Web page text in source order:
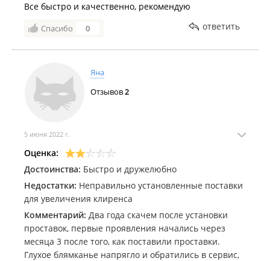
Все быстро и качественно, рекомендую
Спасибо 0 ответить
Яна
Отзывов2
5 июня 2022 г.
Оценка:
Достоинства: Быстро и дружелюбно
Недостатки: Неправильно установленные поставки
для увеличения клиренса
Комментарий: Два года скачем после установки
проставок, первые проявления начались через
месяца 3 после того, как поставили проставки.
Глухое блямканье напрягло и обратились в сервис,